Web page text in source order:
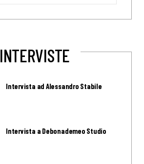
INTERVISTE
Intervista ad Alessandro Stabile
Intervista a Debonademeo Studio